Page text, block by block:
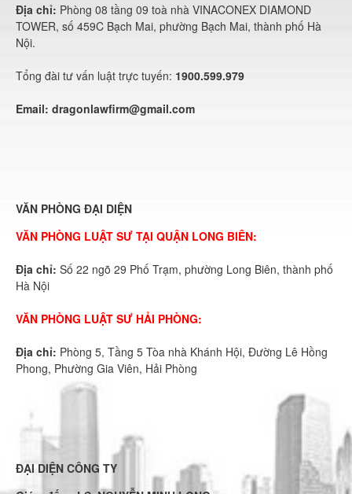
Địa chỉ: Phòng 08 tầng 09 toà nhà VINACONEX DIAMOND
TOWER, số 459C Bạch Mai, phường Bạch Mai, thành phố Hà
Nội.
Tổng đài tư vấn luật trực tuyến: 1900.599.979
Email: dragonlawfirm@gmail.com
VĂN PHÒNG ĐẠI DIỆN
VĂN PHÒNG LUẬT SƯ TẠI QUẬN LONG BIÊN:
Địa chỉ: Số 22 ngõ 29 Phố Trạm, phường Long Biên, thành phố
Hà Nội
VĂN PHÒNG LUẬT SƯ HẢI PHÒNG:
Địa chỉ: Phòng 5, Tầng 5 Tòa nhà Khánh Hội, Đường Lê Hồng
Phong, Phường Gia Viên, Hải Phòng
ĐẠI DIỆN CÔNG TY